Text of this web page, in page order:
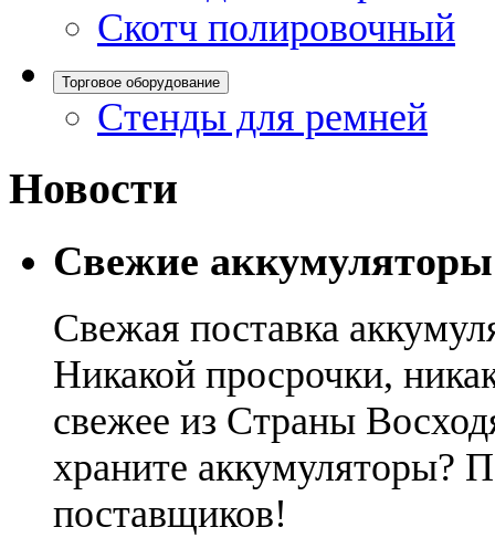
Скотч полировочный
Торговое оборудование
Стенды для ремней
Новости
Свежие
Свежая поставка
Никакой просрочки,
свежее из Страны
храните аккумуляторы?
поставщиков!